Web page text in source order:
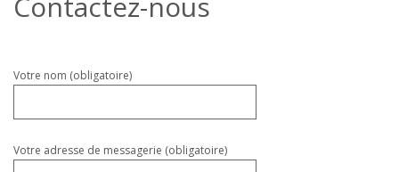
Veuillez
vide.
Votre nom (obligatoire)
Votre adresse de messagerie (obligatoire)